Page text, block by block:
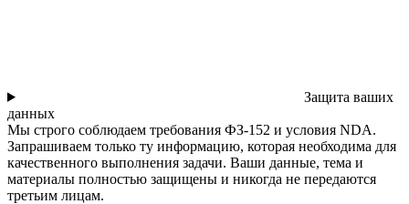
Защита ваших
данных
Мы строго соблюдаем требования ФЗ-152 и условия NDA.
Запрашиваем только ту информацию, которая необходима для
качественного выполнения задачи. Ваши данные, тема и
материалы полностью защищены и никогда не передаются
третьим лицам.